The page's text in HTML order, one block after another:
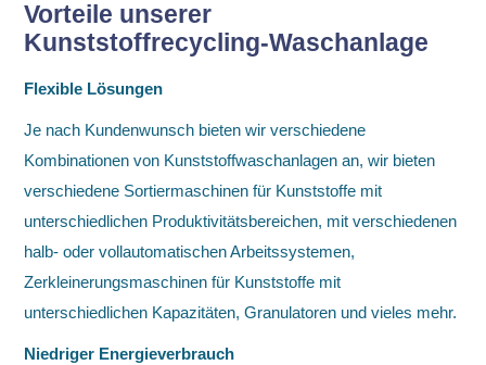
Vorteile unserer
Kunststoffrecycling-Waschanlage
Flexible Lösungen
Je nach Kundenwunsch bieten wir verschiedene
Kombinationen von Kunststoffwaschanlagen an, wir bieten
verschiedene Sortiermaschinen für Kunststoffe mit
unterschiedlichen Produktivitätsbereichen, mit verschiedenen
halb- oder vollautomatischen Arbeitssystemen,
Zerkleinerungsmaschinen für Kunststoffe mit
unterschiedlichen Kapazitäten, Granulatoren und vieles mehr.
Niedriger Energieverbrauch